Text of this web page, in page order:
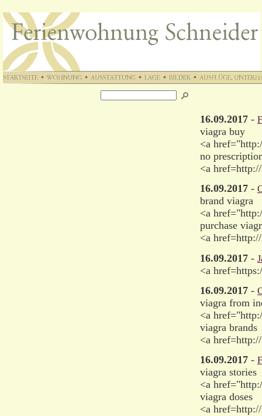
16.09.2017 -
viagra buy
<a
no
<a
16.09.2017 -
brand viagra
<a
purchase
<a
16.09.2017 -
<a
16.09.2017 -
viagra from
<a
viagra brands
<a
16.09.2017 -
viagra stories
<a
viagra doses
<a